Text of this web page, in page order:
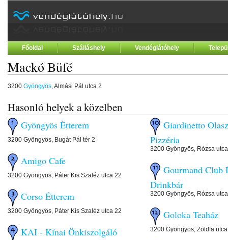
Főoldal Szálláshely Vendéglátóhely
Mackó Büfé
3200 Gyöngyös, Almási Pál utca 2
Hasonló helyek a közelben
Gyöngyös Étterem
3200 Gyöngyös, Bugát Pál tér 2
Amigo Cafe
3200 Gyöngyös, Páter Kis Szaléz utca 22
Corso Étterem
3200 Gyöngyös, Páter Kis Szaléz utca 22
KAI - Kínai Önkiszolgáló
Giardinetto
Pizzéria
3200 Gyöngyös, Rózsa
Gourmand Club
Drinkbár
3200 Gyöngyös, Rózsa
Goloka Teaház
3200 Gyöngyös, Zöldfa